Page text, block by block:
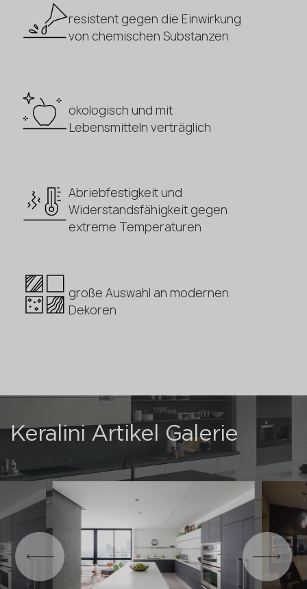
resistent gegen die Einwirkung
von chemischen Substanzen
ökologisch und mit
Lebensmitteln verträglich
Abriebfestigkeit und
Widerstandsfähigkeit gegen
extreme Temperaturen
große Auswahl an modernen
Dekoren
Keralini Artikel Galerie